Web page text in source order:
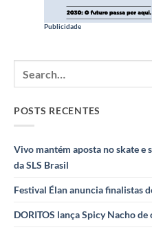
Publicidade
POSTS RECENTES
Vivo mantém aposta no skate e
da SLS Brasil
Festival Élan anuncia finalistas
DORITOS lança Spicy Nacho